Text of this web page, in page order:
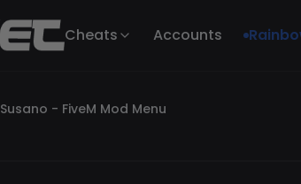
Cheats Accounts
Susano - FiveM Mod Menu